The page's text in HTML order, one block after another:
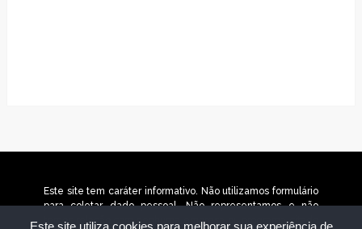
Este site tem caráter informativo. Não utilizamos formulário
para coletar dado pessoal. Não representamos e não
temos relação com nenhuma empresa ou programa citado